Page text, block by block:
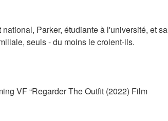
Parker, étudiante à l'université, et sa
seuls - du moins le croient-ils.
VF “Regarder The Outfit (2022) Film